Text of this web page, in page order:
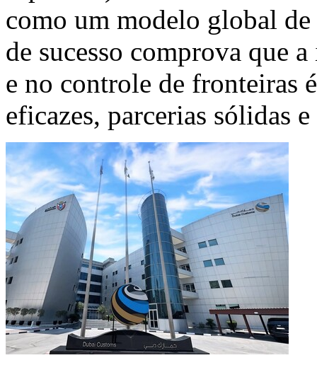
como um modelo global
de sucesso comprova que
e no controle de fronteiras
eficazes, parcerias sólidas